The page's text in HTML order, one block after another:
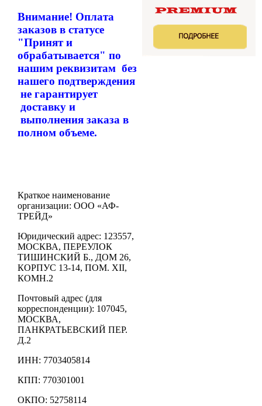
Внимание! Оплата
заказов в статусе
"Принят и
обрабатывается" по
нашим реквизитам без
нашего подтверждения
не гарантирует
доставку и
выполнения заказа в
полном объеме.
Краткое наименование
организации: ООО «АФ-
ТРЕЙД»
Юридический адрес: 123557,
МОСКВА, ПЕРЕУЛОК
ТИШИНСКИЙ Б., ДОМ 26,
КОРПУС 13-14, ПОМ. XII,
КОМН.2
Почтовый адрес (для
корреспонденции): 107045,
МОСКВА,
ПАНКРАТЬЕВСКИЙ ПЕР.
Д.2
ИНН: 7703405814
КПП: 770301001
ОКПО: 52758114